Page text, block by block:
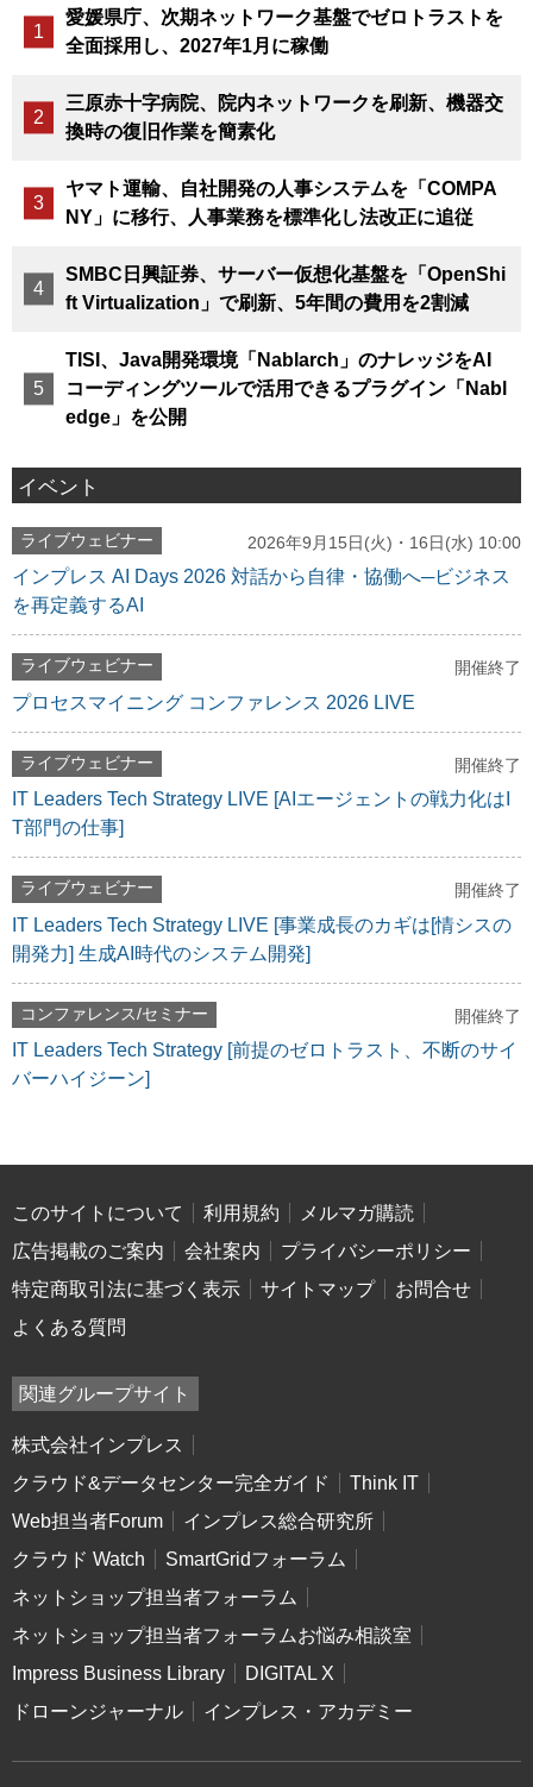
愛媛県庁、次期ネットワーク基盤でゼロトラストを
全面採用し、2027年1月に稼働
三原赤十字病院、院内ネットワークを刷新、機器交
換時の復旧作業を簡素化
ヤマト運輸、自社開発の人事システムを「COMPA
NY」に移行、人事業務を標準化し法改正に追従
SMBC日興証券、サーバー仮想化基盤を「OpenShi
ft Virtualization」で刷新、5年間の費用を2割減
TISI、Java開発環境「Nablarch」のナレッジをAI
コーディングツールで活用できるプラグイン「Nabl
edge」を公開
イベント
ライブウェビナー 2026年9月15日(火)・16日(水) 10:00
インプレス AI Days 2026 対話から自律・協働へ─ビジネス
を再定義するAI
ライブウェビナー 開催終了
プロセスマイニング コンファレンス 2026 LIVE
ライブウェビナー 開催終了
IT Leaders Tech Strategy LIVE [AIエージェントの戦力化はI
T部門の仕事]
ライブウェビナー 開催終了
IT Leaders Tech Strategy LIVE [事業成長のカギは[情シスの
開発力] 生成AI時代のシステム開発]
コンファレンス/セミナー 開催終了
IT Leaders Tech Strategy [前提のゼロトラスト、不断のサイ
バーハイジーン]
このサイトについて 利用規約
メルマガ購読
広告掲載のご案内
会社案内
プライバシーポリシー
特定商取引法に基づく表示
サイトマップ
お問合せ
よくある質問
関連グループサイト
株式会社インプレス
クラウド&データセンター完全ガイド
Think IT
Web担当者Forum
インプレス総合研究所
クラウド Watch
SmartGridフォーラム
ネットショップ担当者フォーラム
ネットショップ担当者フォーラムお悩み相談室
Impress Business Library
DIGITAL X
ドローンジャーナル
インプレス・アカデミー